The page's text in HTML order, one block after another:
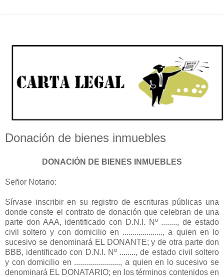
Donación de bienes inmuebles
DONACIÓN DE BIENES INMUEBLES
Señor Notario:
Sírvase inscribir en su registro de escrituras públicas una
donde conste el contrato de donación que celebran de una
parte don AAA, identificado con D.N.I. Nº ........, de estado
civil soltero y con domicilio en ...................., a quien en lo
sucesivo se denominará EL DONANTE; y de otra parte don
BBB, identificado con D.N.I. Nº ........, de estado civil soltero
y con domicilio en ......................., a quien en lo sucesivo se
denominará EL DONATARIO; en los términos contenidos en